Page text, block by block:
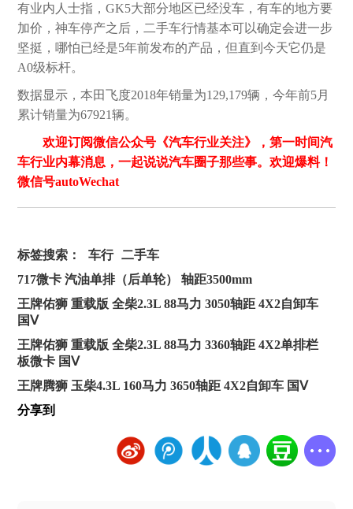
有业内人士指，GK5大部分地区已经没车，有车的地方要
加价，神车停产之后，二手车行情基本可以确定会进一步
坚挺，哪怕已经是5年前发布的产品，但直到今天它仍是
A0级标杆。
数据显示，本田飞度2018年销量为129,179辆，今年前5月
累计销量为67921辆。
欢迎订阅微信公众号《汽车行业关注》，第一时间汽
车行业内幕消息，一起说说汽车圈子那些事。欢迎爆料！
微信号autoWechat
标签搜索： 车行 二手车
717微卡 汽油单排（后单轮） 轴距3500mm
王牌佑狮 重载版 全柴2.3L 88马力 3050轴距 4X2自卸车
国Ⅴ
王牌佑狮 重载版 全柴2.3L 88马力 3360轴距 4X2单排栏
板微卡 国Ⅴ
王牌腾狮 玉柴4.3L 160马力 3650轴距 4X2自卸车 国Ⅴ
分享到